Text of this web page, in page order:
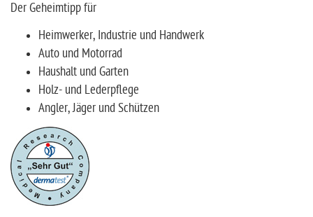
Der Geheimtipp für
Heimwerker, Industrie und Handwerk
Auto und Motorrad
Haushalt und Garten
Holz- und Lederpflege
Angler, Jäger und Schützen